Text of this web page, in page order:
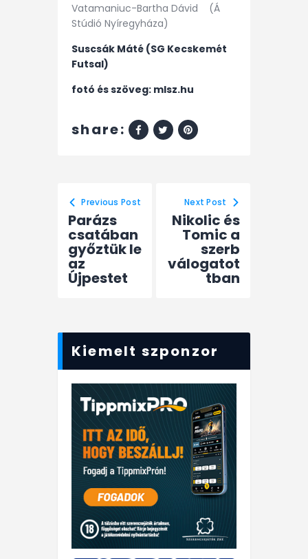
Vatamaniuc-Bartha Dávid (Á
Stúdió Nyíregyháza)
Suscsák Máté (SG Kecskemét
Futsal)
fotó és szöveg: mlsz.hu
share:
Previous Post
Parázs
csatában
győztük le
az
Újpestet
Next Post
Nikolic és
Tomic a
szerb
válogatot
tban
Kiemelt szponzor